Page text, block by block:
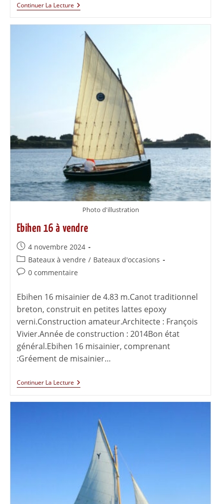
Continuer La Lecture
Photo d'illustration
Ebihen 16 à vendre
4 novembre 2024
Bateaux à vendre / Bateaux d'occasions
0 commentaire
Ebihen 16 misainier de 4.83 m.Canot traditionnel
breton, construit en petites lattes epoxy
verni.Construction amateur.Architecte : François
Vivier.Année de construction : 2014Bon état
général.Ebihen 16 misainier, comprenant
:Gréement de misainier…
Continuer La Lecture